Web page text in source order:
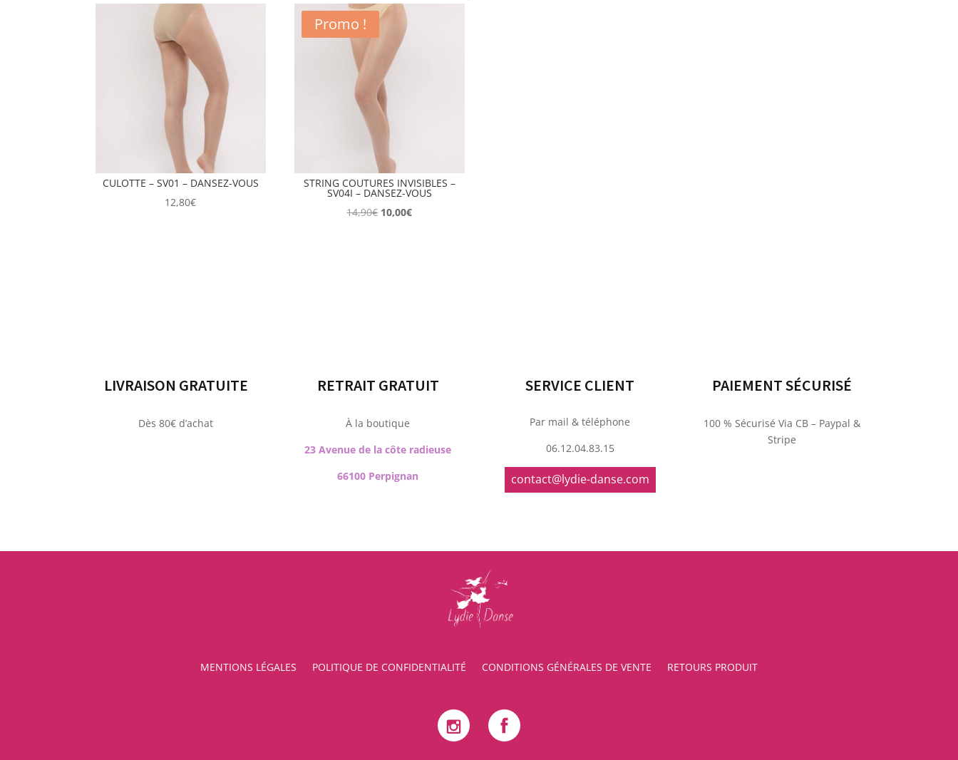
CULOTTE – SV01 – DANSEZ-VOUS
12,80€
Promo !
STRING COUTURES INVISIBLES –
SV04I – DANSEZ-VOUS
14,90€ Le
10,00€Le
LIVRAISON GRATUITE
Dès 80€ d’achat
RETRAIT GRATUIT
À la boutique
23 Avenue de la côte radieuse
66100 Perpignan
SERVICE CLIENT
Par mail & téléphone
06.12.04.83.15
contact@lydie-danse.com
PAIEMENT SÉCURISÉ
100 % Sécurisé Via CB – Paypal &
Stripe
MENTIONS LÉGALES POLITIQUE DE CONFIDENTIALITÉ CONDITIONS GÉNÉRALES DE VENTE RETOURS PRODUIT